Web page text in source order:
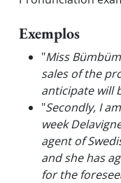
Exemplos
"Miss
sales of the
anticipate will
"Secondly, I
week
agent of
and she has
for the